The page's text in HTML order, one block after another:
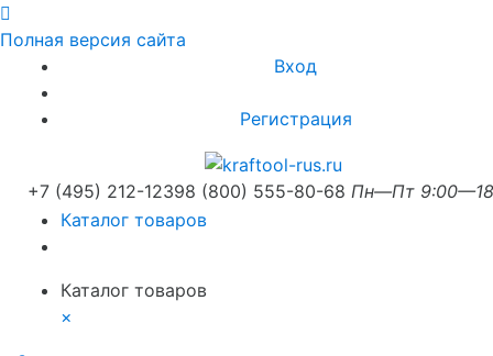
Полная версия сайта
Вход
Регистрация
+7 (495) 212-12398 (800) 555-80-68 Пн—Пт
Каталог товаров
Каталог товаров
×